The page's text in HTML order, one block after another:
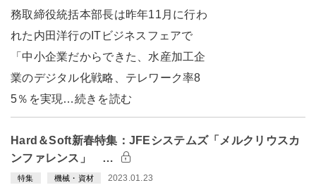
務取締役統括本部長は昨年11月に行わ
れた内田洋行のITビジネスフェアで
「中小企業だからできた、水産加工企
業のデジタル化戦略、テレワーク率8
5％を実現…続きを読む
Hard＆Soft新春特集：JFEシステムズ「メルクリウスカ
ンファレンス」 …
特集 機械・資材 2023.01.23